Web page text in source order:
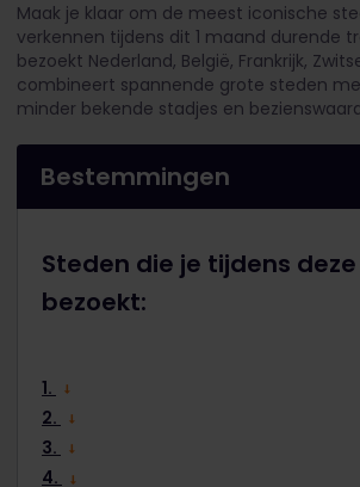
Maak je klaar om de meest iconische
verkennen tijdens dit 1 maand durende
bezoekt Nederland, België, Frankrijk,
combineert spannende grote steden
minder bekende stadjes en
Bestemmingen
Steden die je tijdens
bezoekt:
1.
2.
3.
4.